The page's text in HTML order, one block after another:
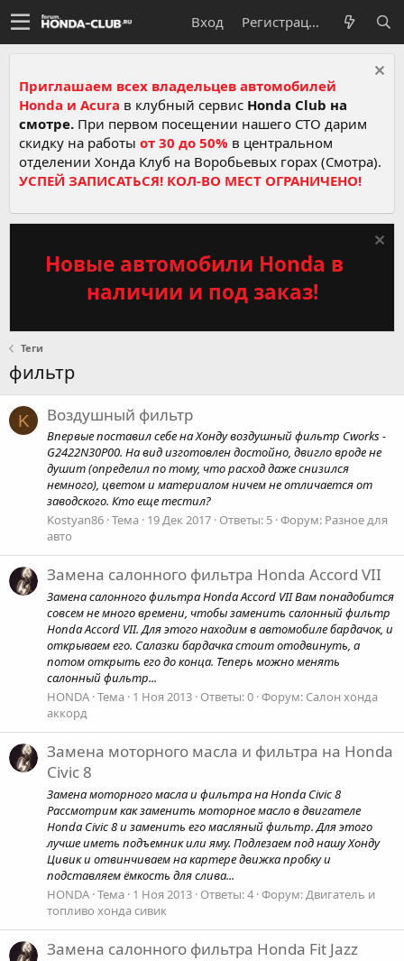
Вход Регистрация
Приглашаем всех владельцев автомобилей
Honda и Acura в клубный сервис Honda Club на
смотре. При первом посещении нашего СТО дарим
скидку на работы от 30 до 50% в центральном
отделении Хонда Клуб на Воробьевых горах (Смотра).
УСПЕЙ ЗАПИСАТЬСЯ! КОЛ-ВО МЕСТ ОГРАНИЧЕНО!
Новые автомобили Honda в
наличии и под заказ!
Теги
фильтр
K Воздушный фильтр
Впервые поставил себе на Хонду воздушный фильтр Cworks -
G2422N30P00. На вид изготовлен достойно, двигло вроде не
душит (определил по тому, что расход даже снизился
немного), цветом и материалом ничем не отличается от
заводского. Кто еще тестил?
Kostyan86 Тема 19 Дек 2017 Ответы: 5 Форум: Разное для
авто
Замена салонного фильтра Honda Accord VII
Замена салонного фильтра Honda Accord VII Вам понадобится
совсем не много времени, чтобы заменить салонный фильтр
Honda Accord VII. Для этого находим в автомобиле бардачок, и
открываем его. Салазки бардачка стоит отодвинуть, а
потом открыть его до конца. Теперь можно менять
салонный фильтр...
HONDA Тема 1 Ноя 2013 Ответы: 0 Форум: Салон хонда
аккорд
Замена моторного масла и фильтра на Honda
Civic 8
Замена моторного масла и фильтра на Honda Civic 8
Рассмотрим как заменить моторное масло в двигателе
Honda Civic 8 и заменить его масляный фильтр. Для этого
лучше иметь подъемник или яму. Подлезаем под нашу Хонду
Цивик и отвинчиваем на картере движка пробку и
подставляем ёмкость для слива...
HONDA Тема 1 Ноя 2013 Ответы: 4 Форум:Двигатель и
топливо хонда сивик
Замена салонного фильтра Honda Fit Jazz